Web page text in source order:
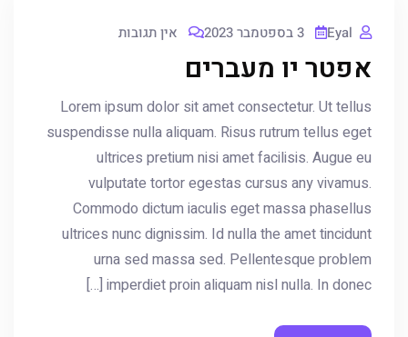
Eyal אין תגובות
אפטר יו מעברים
Lorem ipsum dolor sit amet consectetur. Ut tellus
suspendisse nulla aliquam. Risus rutrum tellus eget
ultrices pretium nisi amet facilisis. Augue eu
vulputate tortor egestas cursus any vivamus.
Commodo dictum iaculis eget massa phasellus
ultrices nunc dignissim. Id nulla the amet tincidunt
urna sed massa sed. Pellentesque problem
imperdiet proin aliquam nisl nulla. In donec […]